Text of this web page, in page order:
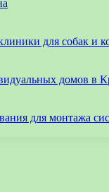
для собак и
домов в
для монтажа